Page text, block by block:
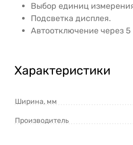
Выбор единиц измерения
Подсветка дисплея.
Автоотключение через
Характеристики
Ширина, мм
Производитель